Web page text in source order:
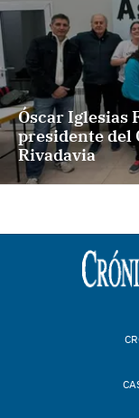
Óscar Iglesias
presidente del
Rivadavia